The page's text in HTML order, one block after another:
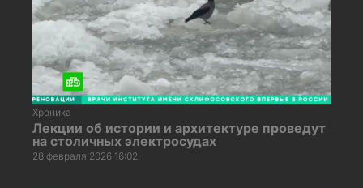
Хроника
Лекции об истории и архитектуре проведут
на столичных электросудах
28 февраля 2026 16:02